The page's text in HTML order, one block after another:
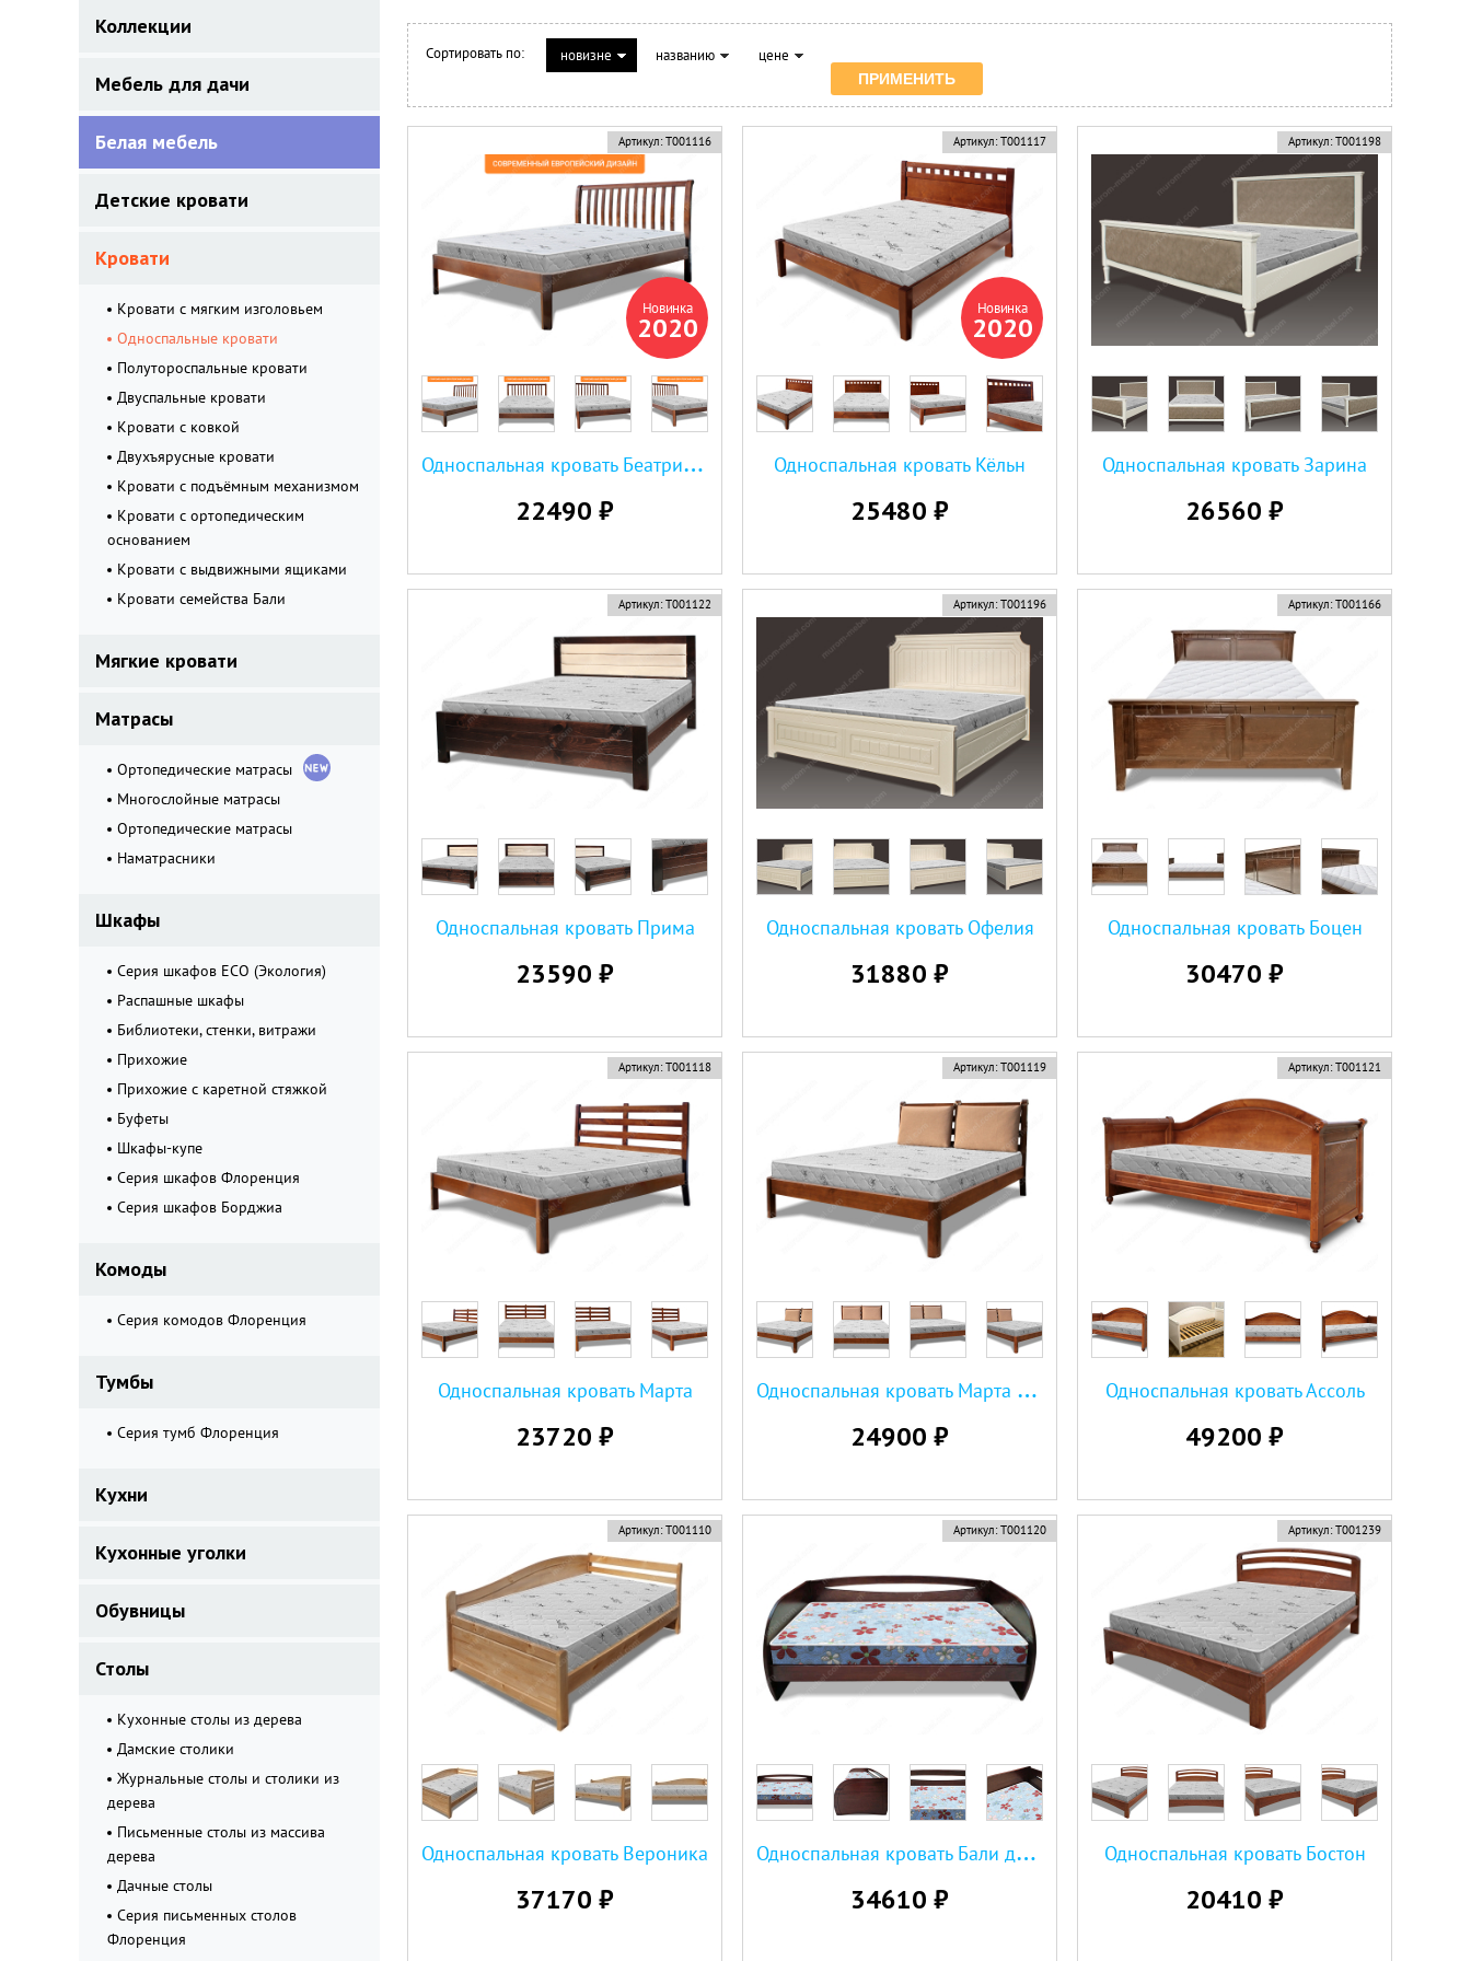
Коллекции
Мебель для дачи
Белая мебель
Детские кровати
Кровати
Кровати с мягким изголовьем
Односпальные кровати
Полутороспальные кровати
Двуспальные кровати
Кровати с ковкой
Двухъярусные кровати
Кровати с подъёмным механизмом
Кровати с ортопедическим
основанием
Кровати с выдвижными ящиками
Кровати семейства Бали
Мягкие кровати
Матрасы
Ортопедические матрасы
Многослойные матрасы
Ортопедические матрасы
Наматрасники
Шкафы
Серия шкафов ECO (Экология)
Распашные шкафы
Библиотеки, стенки, витражи
Прихожие
Прихожие с каретной стяжкой
Буфеты
Шкафы-купе
Серия шкафов Флоренция
Серия шкафов Борджиа
Комоды
Серия комодов Флоренция
Тумбы
Серия тумб Флоренция
Кухни
Кухонные уголки
Обувницы
Столы
Кухонные столы из дерева
Дамские столики
Журнальные столы и столики из
дерева
Письменные столы из массива
дерева
Дачные столы
Серия письменных столов
Флоренция
Сортировать по: новизне названию цене
Артикул: Т001116
Новинка
2020
О
дноспальная кровать Беатрис Люкс
22490 ₽
Артикул: Т001117
Новинка
2020
Односпальная кровать Кёльн
25480 ₽
Артикул: Т001198
Односпальная кровать Зарина
26560 ₽
Артикул: Т001122
Односпальная кровать Прима
23590 ₽
Артикул: Т001196
Односпальная кровать Офелия
31880 ₽
Артикул: Т001166
Односпальная кровать Боцен
30470 ₽
Артикул: Т001118
Односпальная кровать Марта
23720 ₽
Артикул: Т001119
О
дноспальная кровать Марта Мягкая
24900 ₽
Артикул: Т001121
Односпальная кровать Ассоль
49200 ₽
Артикул: Т001110
Односпальная кровать Вероника
37170 ₽
Артикул: Т001120
О
дноспальная кровать Бали детская
34610 ₽
Артикул: Т001239
Односпальная кровать Бостон
20410 ₽